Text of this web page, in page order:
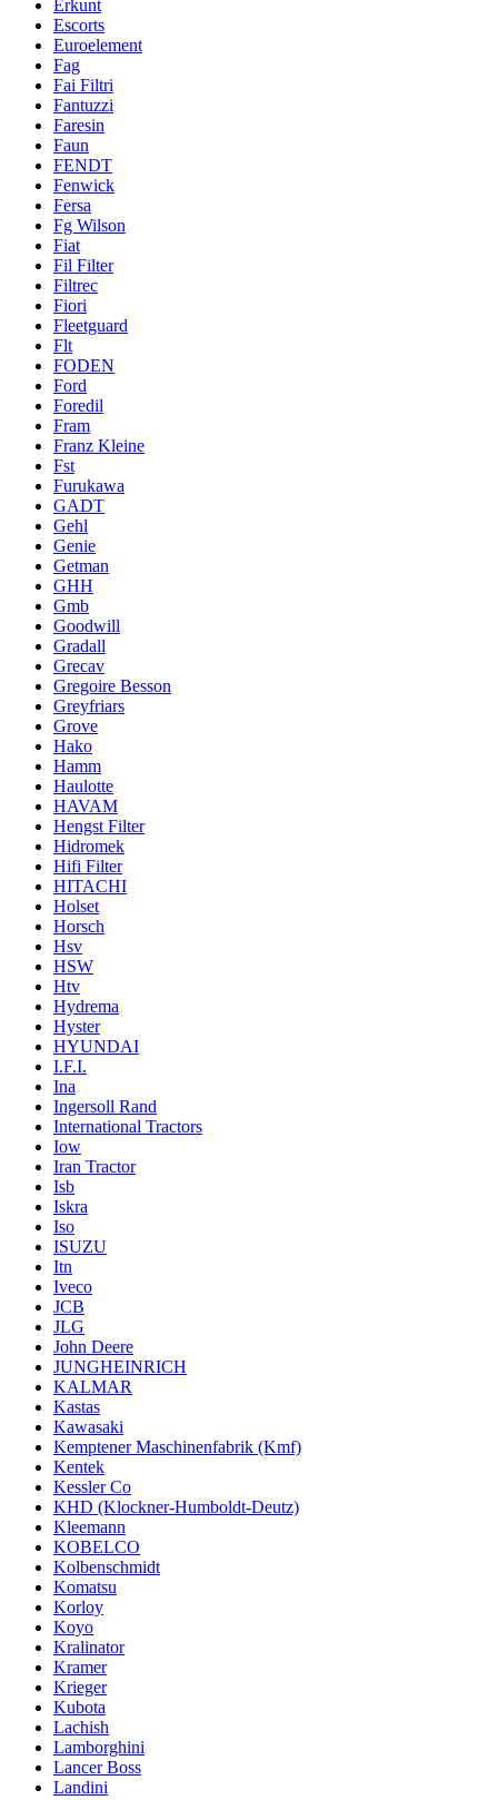
Erkunt
Escorts
Euroelement
Fag
Fai Filtri
Fantuzzi
Faresin
Faun
FENDT
Fenwick
Fersa
Fg Wilson
Fiat
Fil Filter
Filtrec
Fiori
Fleetguard
Flt
FODEN
Ford
Foredil
Fram
Franz Kleine
Fst
Furukawa
GADT
Gehl
Genie
Getman
GHH
Gmb
Goodwill
Gradall
Grecav
Gregoire Besson
Greyfriars
Grove
Hako
Hamm
Haulotte
HAVAM
Hengst Filter
Hidromek
Hifi Filter
HITACHI
Holset
Horsch
Hsv
HSW
Htv
Hydrema
Hyster
HYUNDAI
I.F.I.
Ina
Ingersoll Rand
International Tractors
Iow
Iran Tractor
Isb
Iskra
Iso
ISUZU
Itn
Iveco
JCB
JLG
John Deere
JUNGHEINRICH
KALMAR
Kastas
Kawasaki
Kemptener Maschinenfabrik (Kmf)
Kentek
Kessler Co
KHD (Klockner-Humboldt-Deutz)
Kleemann
KOBELCO
Kolbenschmidt
Komatsu
Korloy
Koyo
Kralinator
Kramer
Krieger
Kubota
Lachish
Lamborghini
Lancer Boss
Landini